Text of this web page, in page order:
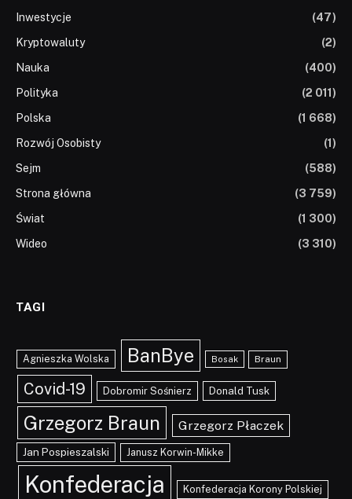
Inwestycje
(47)
Kryptowaluty
(2)
Nauka
(400)
Polityka
(2 011)
Polska
(1 668)
Rozwój Osobisty
(1)
Sejm
(588)
Strona główna
(3 759)
Świat
(1 300)
Wideo
(3 310)
TAGI
Agnieszka Wolska BanBye Bosak Braun
Covid-19 Dobromir Sośnierz Donald Tusk
Grzegorz Braun Grzegorz Płaczek
Jan Pospieszalski Janusz Korwin-Mikke
Konfederacja Konfederacja Korony Polskiej